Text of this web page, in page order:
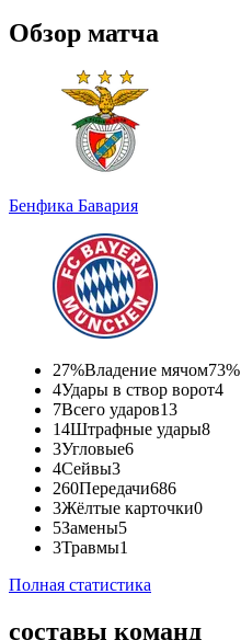
Обзор матча
Бенфика Бавария
27%Владение мячом73%
4Удары в створ ворот4
7Всего ударов13
14Штрафные удары8
3Угловые6
4Сейвы3
260Передачи686
3Жёлтые карточки0
5Замены5
3Травмы1
Полная статистика
составы команд